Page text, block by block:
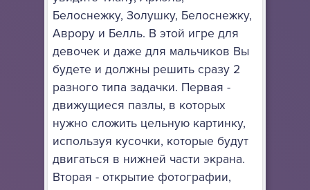
Белоснежку, Золушку, Белоснежку,
Аврору и Белль. В этой игре для
девочек и даже для мальчиков Вы
будете и должны решить сразу 2
разного типа задачки. Первая -
движущиеся пазлы, в которых
нужно сложить цельную картинку,
используя кусочки, которые будут
двигаться в нижней части экрана.
Вторая - открытие фотографии,